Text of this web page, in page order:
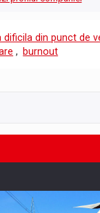
dificila din punct de
, burnout